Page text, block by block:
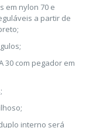
em nylon 70 e
a partir de
30 com pegador em
interno será